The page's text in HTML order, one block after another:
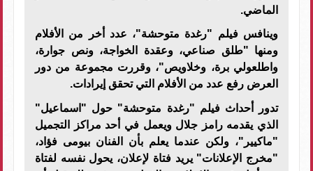
الماضي.
وينافس فيلم "رغدة متوحشة"، عدد أخر من الأفلام
ومنها "طلق صناعي، وعقدة الخواجة، ونص جوارة،
واطلعولي برة، وخلاويص"، وقررت مجموعة من دور
العرض رفع عدد من الأفلام التي تحقق إيرادات.
تدور أحداث فيلم "رغدة متوحشة" حول "اسماعيل"
الذي يقدمه رامز جلال ويعمل في أحد مراكز التجميل
"ماكيير"، ولكن عندما يعلم بأن الفنان بيومى فؤاد،
"مخرج الإعلانات" يريد فتاة لإعلان، يحول نفسه لفتاة